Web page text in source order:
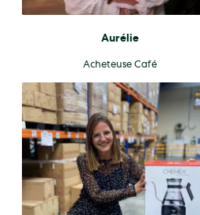
Aurélie
Acheteuse Café